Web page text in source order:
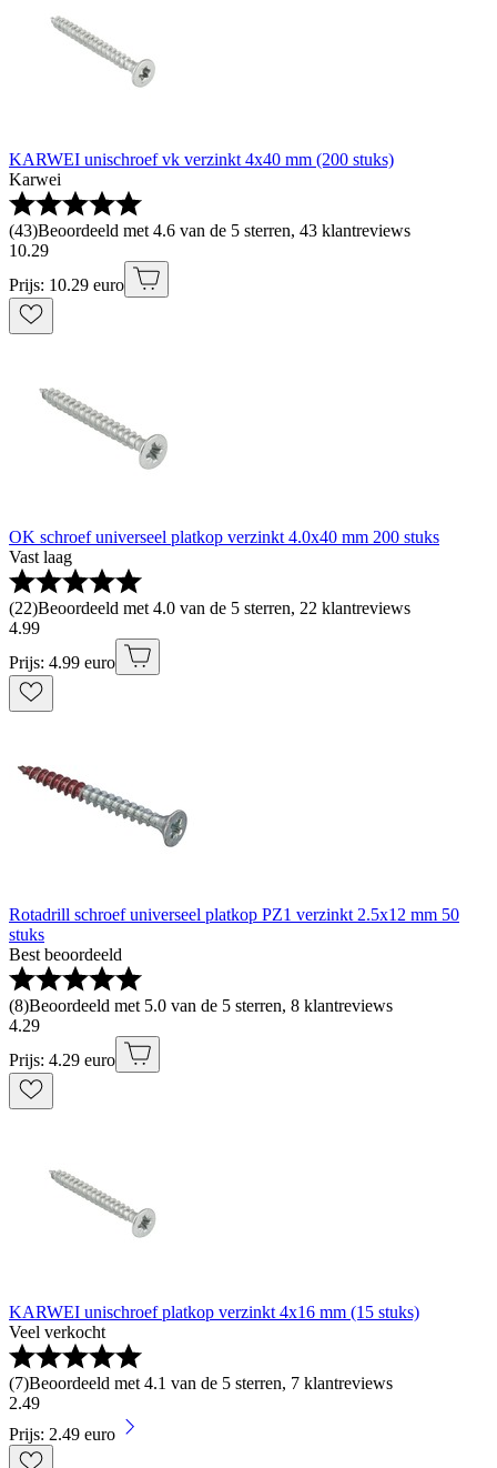
KARWEI unischroef vk verzinkt 4x40 mm (200 stuks)
Karwei
(43)Beoordeeld met 4.6 van de 5 sterren, 43 klantreviews
10.29
Prijs: 10.29 euro
OK schroef universeel platkop verzinkt 4.0x40 mm 200 stuks
Vast laag
(22)Beoordeeld met 4.0 van de 5 sterren, 22 klantreviews
4.99
Prijs: 4.99 euro
Rotadrill schroef universeel platkop PZ1 verzinkt 2.5x12 mm 50
stuks
Best beoordeeld
(8)Beoordeeld met 5.0 van de 5 sterren, 8 klantreviews
4.29
Prijs: 4.29 euro
KARWEI unischroef platkop verzinkt 4x16 mm (15 stuks)
Veel verkocht
(7)Beoordeeld met 4.1 van de 5 sterren, 7 klantreviews
2.49
Prijs: 2.49 euro